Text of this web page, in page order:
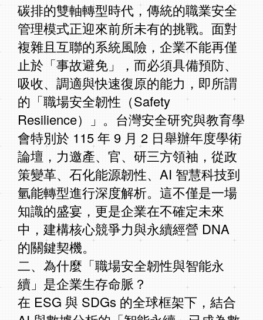
碳排的雙軸轉型時代，傳統的職業安全
管理模式正迎來前所未有的挑戰。面對
複雜且互聯的系統風險，企業不能再僅
止於「事故避免」，而必須具備預防、
吸收、調適與快速復原的能力，即所謂
的「職場安全韌性（Safety
Resilience）」。台灣安全研究與教育學
會特別於 115 年 9 月 2 日舉辦年度學術
論壇，力邀產、官、研三方領袖，從政
策變革、石化能源韌性、AI 智慧科技到
氫能轉型進行深度解析。這不僅是一場
知識的盛宴，更是企業在不確定未來
中，建構核心競爭力與永續經營 DNA
的關鍵契機。
二、為什麼「職場安全韌性與智能永
續」是企業生存命脈？
在 ESG 與 SDGs 的全球框架下，結合